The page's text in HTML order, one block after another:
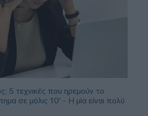
5 τεχνικές που ηρεμούν το
σε μόλις 10' - Η μία είναι πολύ